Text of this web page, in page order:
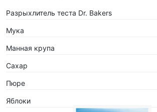
Разрыхлитель теста Dr. Bakers
Мука
Манная крупа
Сахар
Пюре
Яблоки